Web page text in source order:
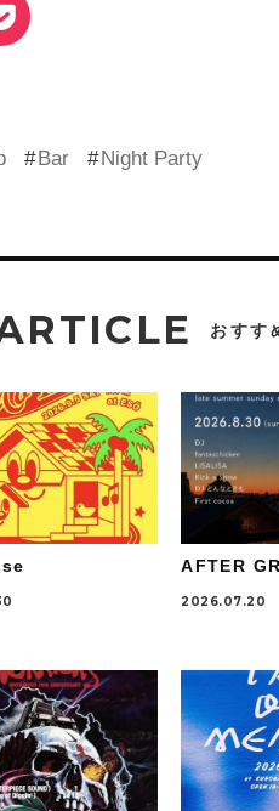
Bar Night Party
おすす
AFTER
2026.07.20